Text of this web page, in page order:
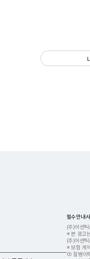
필수안내
(주)어센
※ 본 광고
(주)어센
※ 보험 계
① 질병이